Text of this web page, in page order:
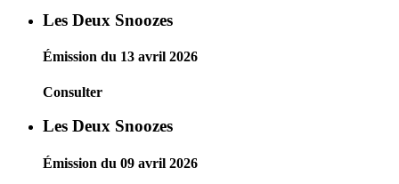
Les Deux Snoozes
Émission du 13 avril 2026
Consulter
Les Deux Snoozes
Émission du 09 avril 2026